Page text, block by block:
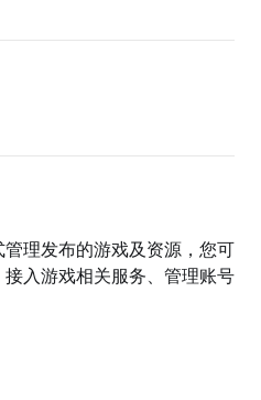
理发布的游戏及资源，您可
入游戏相关服务、管理账号